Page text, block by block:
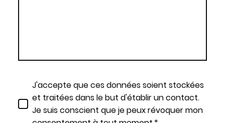
J'accepte que ces données soient stockées
et traitées dans le but d'établir un contact.
Je suis conscient que je peux révoquer mon